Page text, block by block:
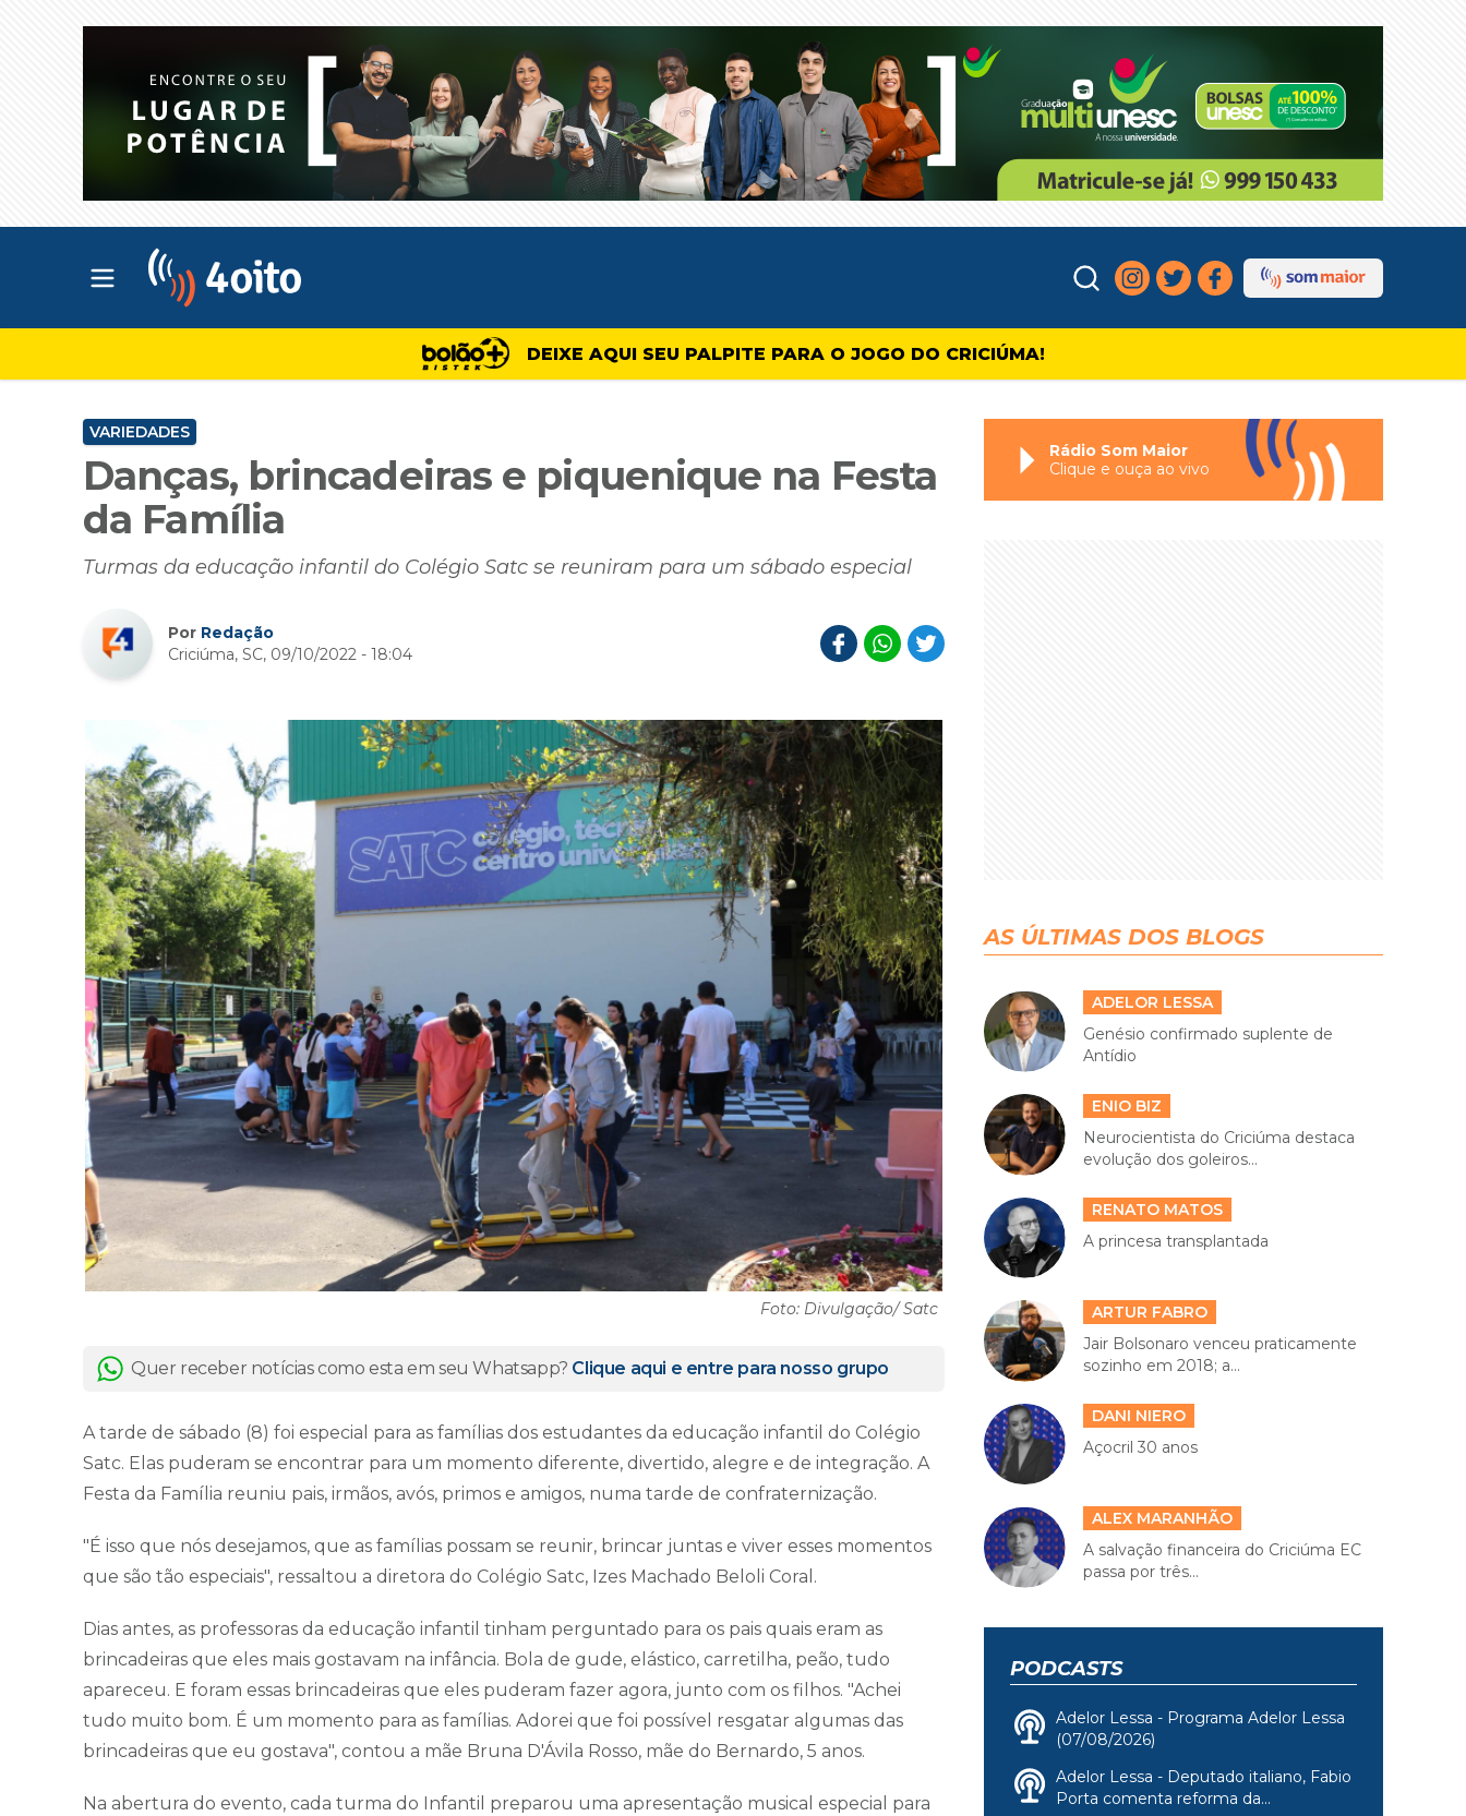
Abrir menu principal
DEIXE AQUI SEU PALPITE PARA O JOGO DO CRICIÚMA!
VARIEDADES
Danças, brincadeiras e piquenique na Festa
da Família
Turmas da educação infantil do Colégio Satc se reuniram para um sábado especial
Por Redação
Criciúma, SC, 09/10/2022 - 18:04
Foto: Divulgação/ Satc
Quer receber notícias como esta em seu Whatsapp? Clique aqui e entre para nosso grupo
A tarde de sábado (8) foi especial para as famílias dos estudantes da educação infantil do Colégio
Satc. Elas puderam se encontrar para um momento diferente, divertido, alegre e de integração. A
Festa da Família reuniu pais, irmãos, avós, primos e amigos, numa tarde de confraternização.
"É isso que nós desejamos, que as famílias possam se reunir, brincar juntas e viver esses momentos
que são tão especiais", ressaltou a diretora do Colégio Satc, Izes Machado Beloli Coral.
Dias antes, as professoras da educação infantil tinham perguntado para os pais quais eram as
brincadeiras que eles mais gostavam na infância. Bola de gude, elástico, carretilha, peão, tudo
apareceu. E foram essas brincadeiras que eles puderam fazer agora, junto com os filhos. "Achei
tudo muito bom. É um momento para as famílias. Adorei que foi possível resgatar algumas das
brincadeiras que eu gostava", contou a mãe Bruna D'Ávila Rosso, mãe do Bernardo, 5 anos.
Na abertura do evento, cada turma do Infantil preparou uma apresentação musical especial para
Rádio Som Maior
Clique e ouça ao vivo
AS ÚLTIMAS DOS BLOGS
ADELOR LESSA
Genésio confirmado suplente de
Antídio
ENIO BIZ
Neurocientista do Criciúma destaca
evolução dos goleiros...
RENATO MATOS
A princesa transplantada
ARTUR FABRO
Jair Bolsonaro venceu praticamente
sozinho em 2018; a...
DANI NIERO
Açocril 30 anos
ALEX MARANHÃO
A salvação financeira do Criciúma EC
passa por três...
PODCASTS
Adelor Lessa - Programa Adelor Lessa
(07/08/2026)
Adelor Lessa - Deputado italiano, Fabio
Porta comenta reforma da...